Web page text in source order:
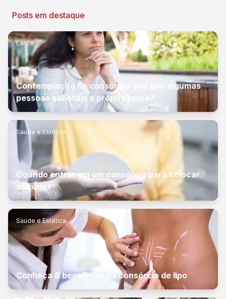
Posts em destaque
Lance
Contemplação no consórcio: por que algumas
pessoas sabotam o próprio lance?
Saúde e Estética
Quando entrar em um consórcio para colocar
silicone?
Saúde e Estética
Conheça 6 benefícios do consórcio de lipo